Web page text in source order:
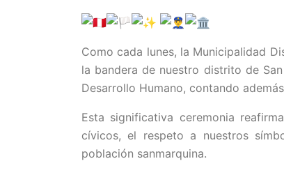
Como cada lunes, la Municipalidad
la bandera de nuestro distrito de
Desarrollo Humano, contando
Esta significativa ceremonia
cívicos, el respeto a nuestros
población sanmarquina.